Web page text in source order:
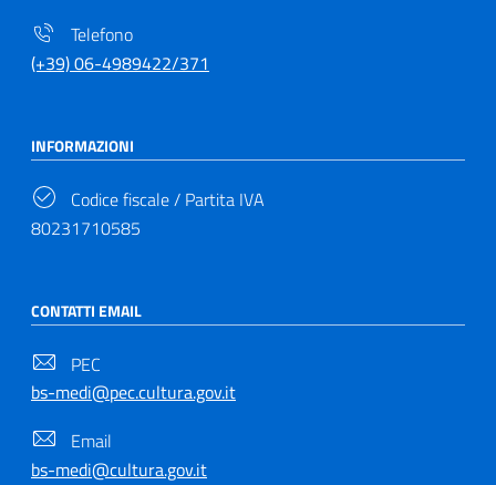
Telefono
(+39) 06-4989422/371
INFORMAZIONI
Codice fiscale / Partita IVA
80231710585
CONTATTI EMAIL
PEC
bs-medi@pec.cultura.gov.it
Email
bs-medi@cultura.gov.it